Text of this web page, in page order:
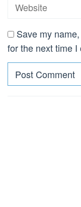
Save my
for the next time I